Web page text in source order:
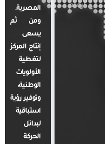
في أرقام
المصرية.
ومن ثم
يسعى
إنتاج المركز
لتغطية
الأولويات
الوطنية،
وتوفير رؤية
استباقية
لبدائل
الحركة